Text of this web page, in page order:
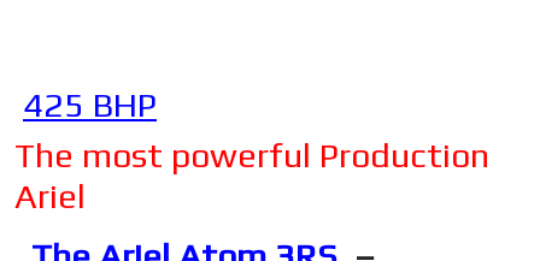
425 BHP
The most powerful Production
Ariel